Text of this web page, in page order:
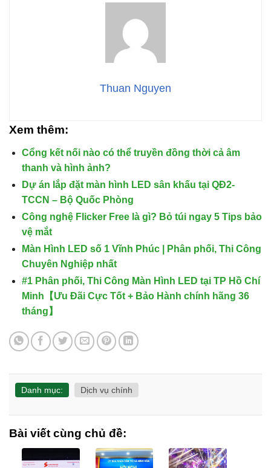
Thuan Nguyen
Xem thêm:
Cổng kết nối nào có thể truyền đồng thời cả âm
thanh và hình ảnh?
Dự án lắp đặt màn hình LED sân khấu tại QĐ2-
TCCN – Bộ Quốc Phòng
Công nghệ Flicker Free là gì? Bỏ túi ngay 5 Tips bảo
vệ mắt
Màn Hình LED số 1 Vĩnh Phúc | Phân phối, Thi Công
Chuyên Nghiệp nhất
#1 Phân phối, Thi Công Màn Hình LED tại TP Hồ Chí
Minh【Ưu Đãi Cực Tốt + Bảo Hành chính hãng 36
tháng】
Danh mục: Dịch vụ chính
Bài viết cùng chủ đề: